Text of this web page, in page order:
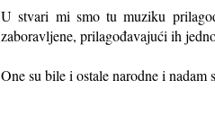
U stvari mi smo tu muziku
zaboravljene, prilagođavajući ih
One su bile i ostale narodne i